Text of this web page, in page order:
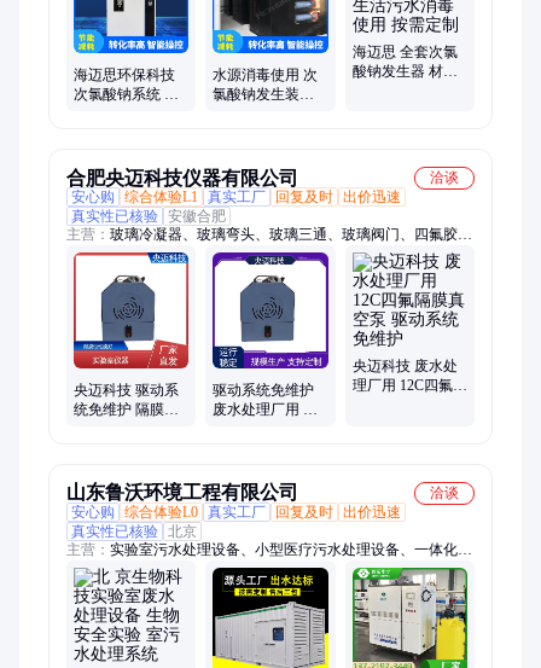
海迈思环保科技
次氯酸钠系统 不
水源消毒使用 次
氯酸钠发生装置
海迈思 全套次氯
酸钠发生器 材质
合肥央迈科技仪器有限公司
洽谈
安心购
综合体验L1 真实工厂 回复及时 出价迅速
真实性已核验 安徽合肥
主营： 玻璃冷凝器、玻璃弯头、玻璃三通、玻璃阀门、四氟胶
垫、玻璃反应釜、高温加热设备、高低温一体机、玻璃管道、玻
璃容器、玻璃层析柱、玻璃精馏釜、冷热一体机、旋转蒸发器、
旋转蒸发仪、单层玻璃反应釜、双层玻璃反应釜
央迈科技 驱动系
统免维护 隔膜泵
驱动系统免维护
废水处理厂用 无
央迈科技 废水处
理厂用 12C四氟隔
山东鲁沃环境工程有限公司
洽谈
安心购
综合体验L0 真实工厂 回复及时 出价迅速
真实性已核验 北京
主营： 实验室污水处理设备、小型医疗污水处理设备、一体化污
水处理设备、水消毒处理设备、实验室废水处理设备、医院污水
处理设备、医院理化科污水处理设备、牙科诊所污水处理设备、
PCR实验室污水处理设备、核酸检测废水处理设备、实验室废液
处理设备、酸碱废水处理设备、口腔污水处理设备、卫生院污水
处理设备、化验室污水处理设备、学校实验室污水处理设备、二